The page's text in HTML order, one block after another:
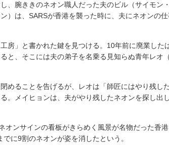
腕ききのネオン職人だった夫のビル（サイモン・
）は、SARSが香港を襲った時に、夫にネオンの
」と書かれた鍵を見つける。10年前に廃業した
と、そこには夫の弟子を名乗る見知らぬ青年レオ
ることを告げるが、レオは「師匠にはやり残し
。メイヒョンは、夫がやり残したネオンを探し出
ンサインの看板がきらめく風景が名物だった香港
に9割のネオンが姿を消したという。